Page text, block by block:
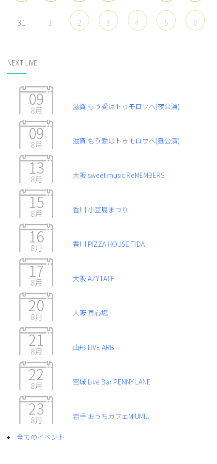
31 1 2 3 4 5 6
NEXT LIVE
09
8月 滋賀 もう愛はトゥモロウヘ(夜公演)
09
8月 滋賀 もう愛はトゥモロウヘ(昼公演)
13
8月 大阪 sweet music ReMEMBERS
15
8月 香川 小豆島まつり
16
8月 香川 PIZZA HOUSE TIDA
17
8月 大阪 AZYTATE
20
8月 大阪 真心場
21
8月 山形 LIVE ARB
22
8月 宮城 Live Bar PENNY LANE
23
8月 岩手 おうちカフェMIUMIU
全てのイベント